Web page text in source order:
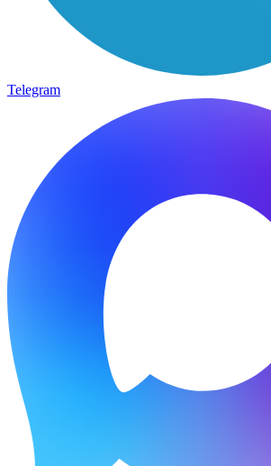
Telegram